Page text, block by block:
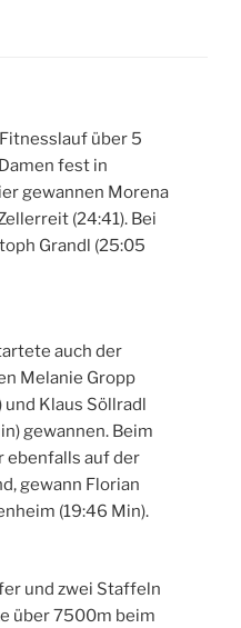
über 5
fest in
gewannen Morena
(24:41). Bei
Grandl (25:05
auch der
Melanie Gropp
und Klaus Söllradl
gewannen. Beim
ebenfalls auf der
gewann Florian
(19:46 Min).
und zwei Staffeln
über 7500m beim